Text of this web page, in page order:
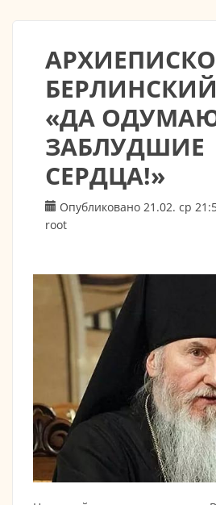
«ДА
ЗАБЛУДШИЕ
СЕРДЦА!»
Опубликовано 21.02. ср
root